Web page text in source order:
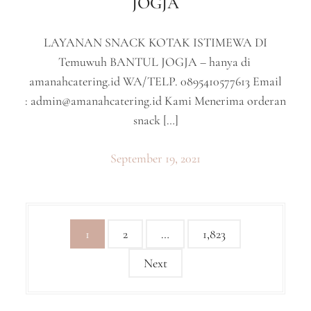
LAYANAN SNACK KOTAK ISTIMEWA DI
Temuwuh BANTUL JOGJA – hanya di
amanahcatering.id WA/TELP. 0895410577613 Email
: admin@amanahcatering.id Kami Menerima orderan
snack […]
September 19, 2021
1 2 …
1,823
Next